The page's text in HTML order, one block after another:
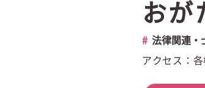
おが
法律関連・
アクセス：